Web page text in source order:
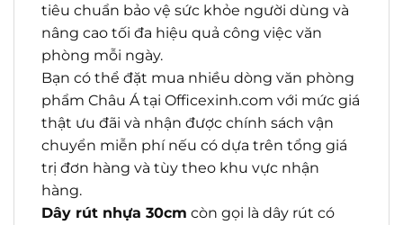
tiêu chuẩn bảo vệ sức khỏe người dùng và
nâng cao tối đa hiệu quả công việc văn
phòng mỗi ngày.
Bạn có thể đặt mua nhiều dòng văn phòng
phẩm Châu Á tại Officexinh.com với mức giá
thật ưu đãi và nhận được chính sách vận
chuyển miễn phí nếu có dựa trên tổng giá
trị đơn hàng và tùy theo khu vực nhận
hàng.
Dây rút nhựa 30cm còn gọi là dây rút có